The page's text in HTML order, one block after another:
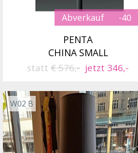
Abverkauf -40
PENTA
CHINA SMALL
statt € 576,- jetzt 346,-
W02 B